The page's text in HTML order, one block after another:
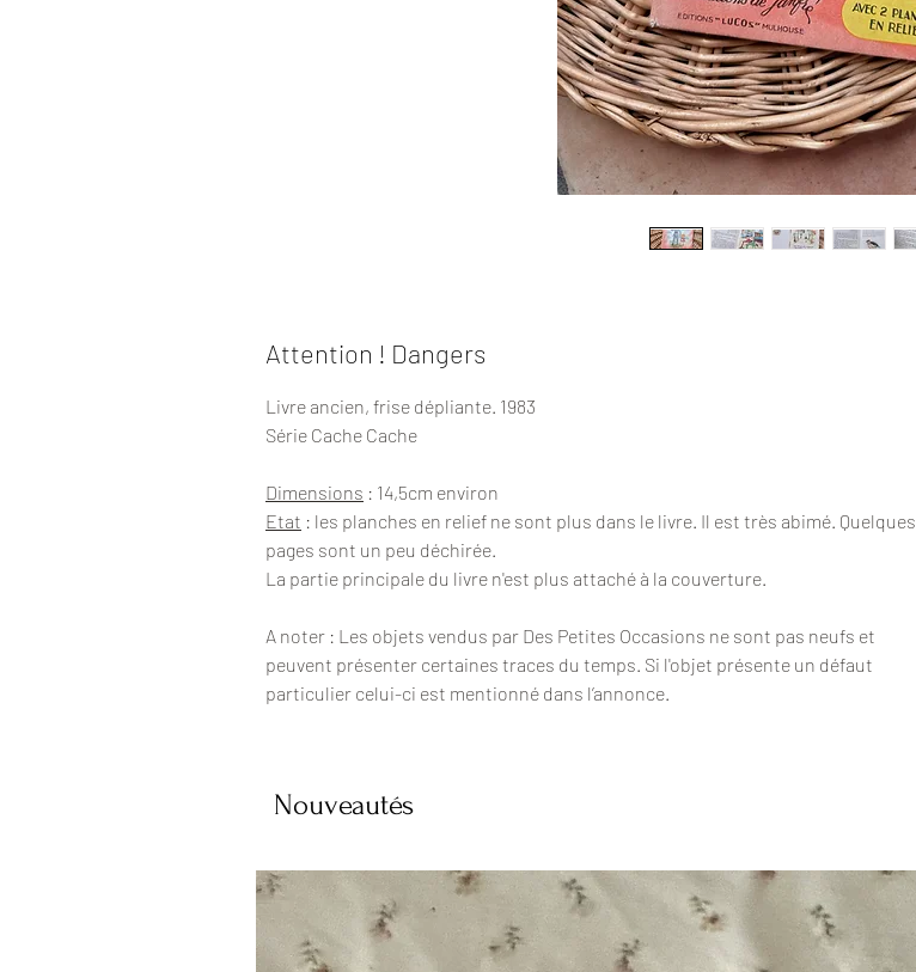
Attention ! Dangers
Livre ancien, frise dépliante. 1983
Série Cache Cache
Dimensions : 14,5cm environ
Etat : les planches en relief ne sont plus dans le livre. Il est très abimé. Quelques
pages sont un peu déchirée.
La partie principale du livre n'est plus attaché à la couverture.
A noter : Les objets vendus par Des Petites Occasions ne sont pas neufs et
peuvent présenter certaines traces du temps. Si l'objet présente un défaut
particulier celui-ci est mentionné dans l’annonce.
Nouveautés